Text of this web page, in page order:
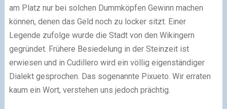
am Platz nur bei solchen Dummköpfen Gewinn machen
können, denen das Geld noch zu locker sitzt. Einer
Legende zufolge wurde die Stadt von den Wikingern
gegründet. Frühere Besiedelung in der Steinzeit ist
erwiesen und in Cudillero wird ein völlig eigenständiger
Dialekt gesprochen. Das sogenannte Pixueto. Wir erraten
kaum ein Wort, verstehen uns jedoch prächtig.